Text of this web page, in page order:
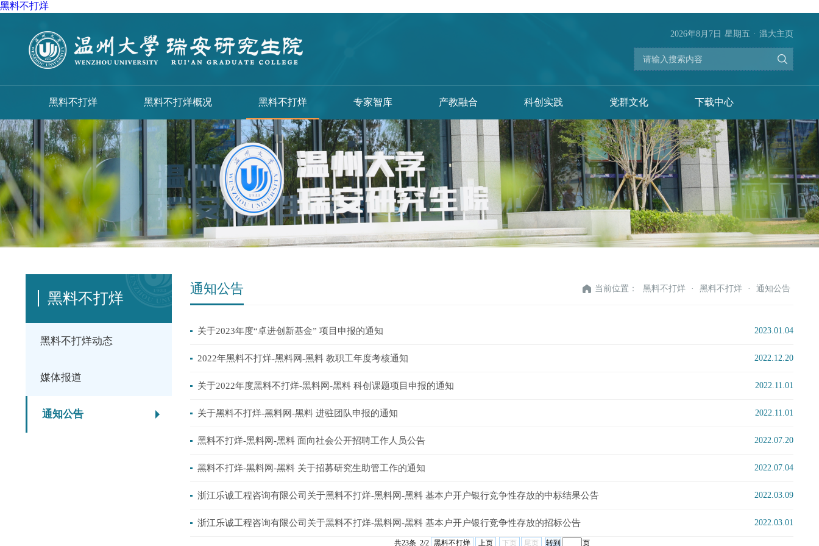
黑料不打烊
2026年8月7日 星期五 · 温大主页
黑料不打烊 黑料不打烊概况 黑料不打烊 专家智库 产教融合 科创实践 党群文化 下载中心
黑料不打烊
黑料不打烊动态
媒体报道
通知公告
通知公告 当前位置： 黑料不打烊 · 黑料不打烊 · 通知公告
关于2023年度“卓进创新基金” 项目申报的通知 2023.01.04
2022年黑料不打烊-黑料网-黑料 教职工年度考核通知 2022.12.20
关于2022年度黑料不打烊-黑料网-黑料 科创课题项目申报的通知 2022.11.01
关于黑料不打烊-黑料网-黑料 进驻团队申报的通知 2022.11.01
黑料不打烊-黑料网-黑料 面向社会公开招聘工作人员公告 2022.07.20
黑料不打烊-黑料网-黑料 关于招募研究生助管工作的通知 2022.07.04
浙江乐诚工程咨询有限公司关于黑料不打烊-黑料网-黑料 基本户开户银行竞争性存放的中标结果公告 2022.03.09
浙江乐诚工程咨询有限公司关于黑料不打烊-黑料网-黑料 基本户开户银行竞争性存放的招标公告 2022.03.01
共23条 2/2 黑料不打烊 上页 下页 尾页 页